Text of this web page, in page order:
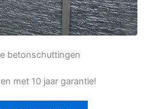
betonschuttingen
met 10 jaar garantie!